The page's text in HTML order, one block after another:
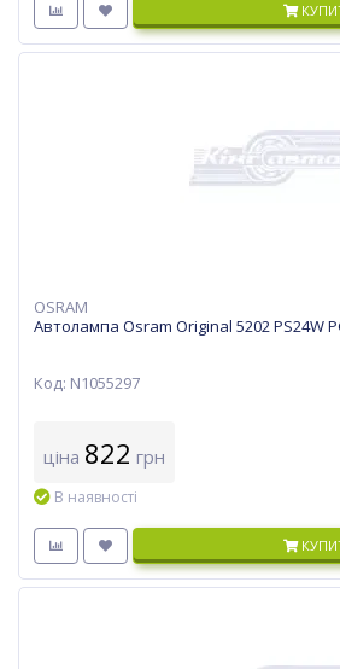
OSRAM
Автолампа Osram Original 5202 PS24W
Код: N1055297
ціна 822 грн
В наявності